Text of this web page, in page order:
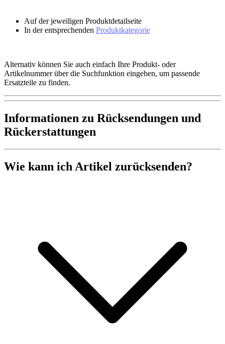
Auf der jeweiligen Produktdetailseite
In der entsprechenden Produktkategorie
Alternativ können Sie auch einfach Ihre Produkt- oder
Artikelnummer über die Suchfunktion eingeben, um passende
Ersatzteile zu finden.
Informationen zu Rücksendungen und
Rückerstattungen
Wie kann ich Artikel zurücksenden?